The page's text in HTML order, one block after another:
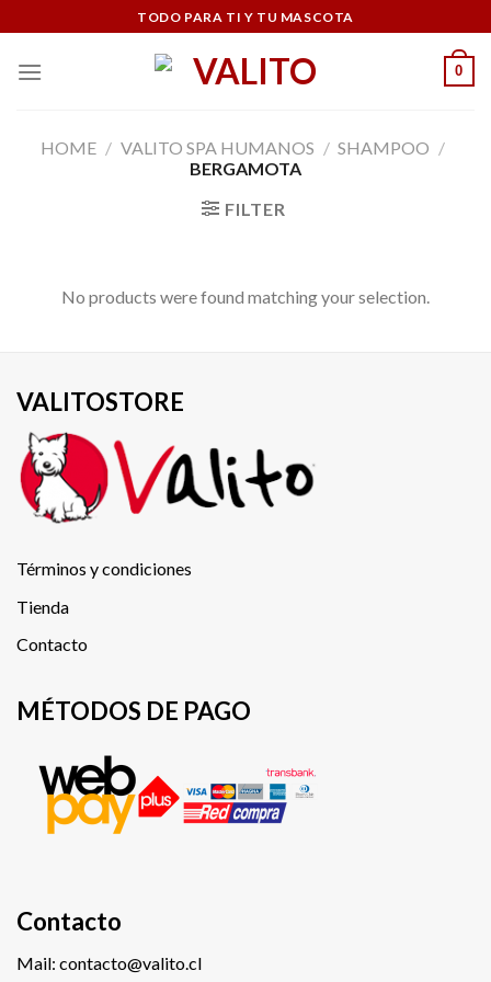
to
content
TODO PARA TI Y TU MASCOTA
0
HOME / VALITO SPA HUMANOS / SHAMPOO /
BERGAMOTA
FILTER
No products were found matching your selection.
VALITOSTORE
Términos y condiciones
Tienda
Contacto
MÉTODOS DE PAGO
Contacto
Mail: contacto@valito.cl